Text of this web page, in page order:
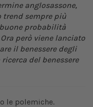
anglosassone,
trend sempre più
probabilità
però viene lanciato
il benessere degli
del benessere